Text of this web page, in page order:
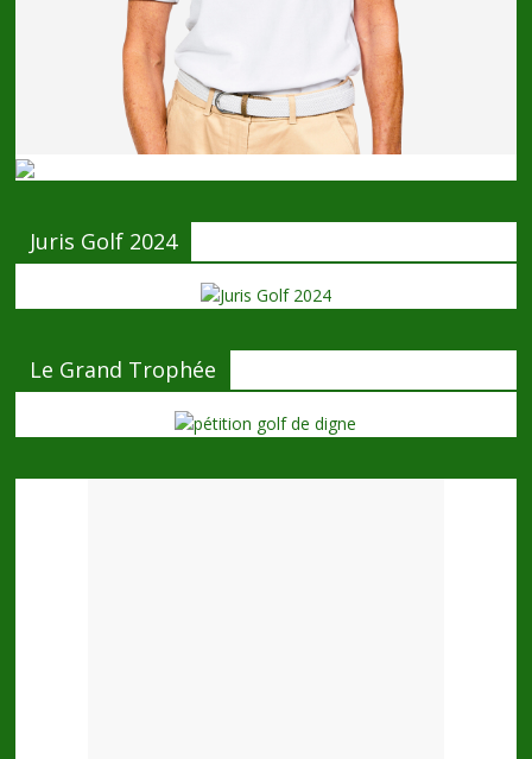
Juris Golf 2024
Le Grand Trophée